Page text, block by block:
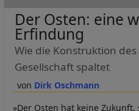
Dirk Oschmann
Der Osten: eine
Erfindung
Wie die Konstruktion
Gesellschaft spaltet
»Der Osten hat keine